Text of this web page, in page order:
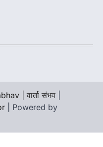
| वार्ता संभव
| Powered by